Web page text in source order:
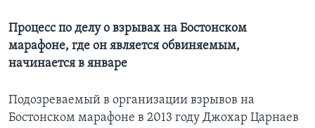
Языки
Процесс по делу о взрывах на Бостонском
марафоне, где он является обвиняемым,
начинается в январе
Подозреваемый в организации взрывов на
Бостонском марафоне в 2013 году Джохар Царнаев